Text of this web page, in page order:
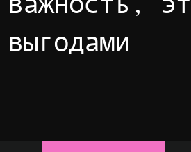
выгодами